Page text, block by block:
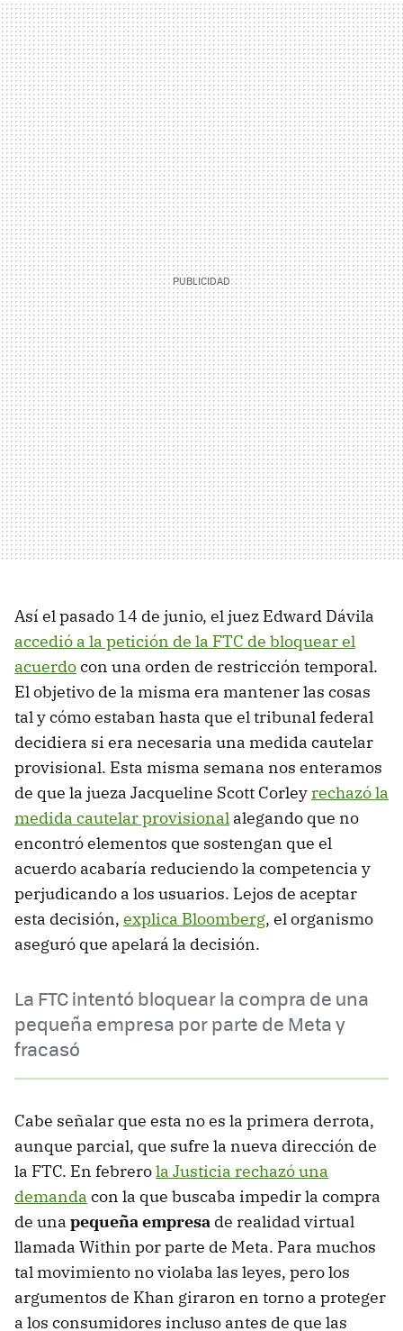
Así el pasado 14 de junio, el juez Edward Dávila
accedió a la petición de la FTC de bloquear el
acuerdocon una orden de restricción temporal.
El objetivo de la misma era mantener las cosas
tal y cómo estaban hasta que el tribunal federal
decidiera si era necesaria una medida cautelar
provisional. Esta misma semana nos enteramos
de que la jueza Jacqueline Scott Corleyrechazó la
medida cautelar provisional alegando que no
encontró elementos que sostengan que el
acuerdo acabaría reduciendo la competencia y
perjudicando a los usuarios. Lejos de aceptar
esta decisión, explica Bloomberg, el organismo
aseguró que apelará la decisión.
La FTC intentó bloquear la compra de una
pequeña empresa por parte de Meta y
fracasó
Cabe señalar que esta no es la primera derrota,
aunque parcial, que sufre la nueva dirección de
la FTC. En febrerola Justicia rechazó una
demanda con la que buscaba impedir la compra
de una pequeña empresa de realidad virtual
llamada Within por parte de Meta. Para muchos
tal movimiento no violaba las leyes, pero los
argumentos de Khan giraron en torno a proteger
a los consumidores incluso antes de que las